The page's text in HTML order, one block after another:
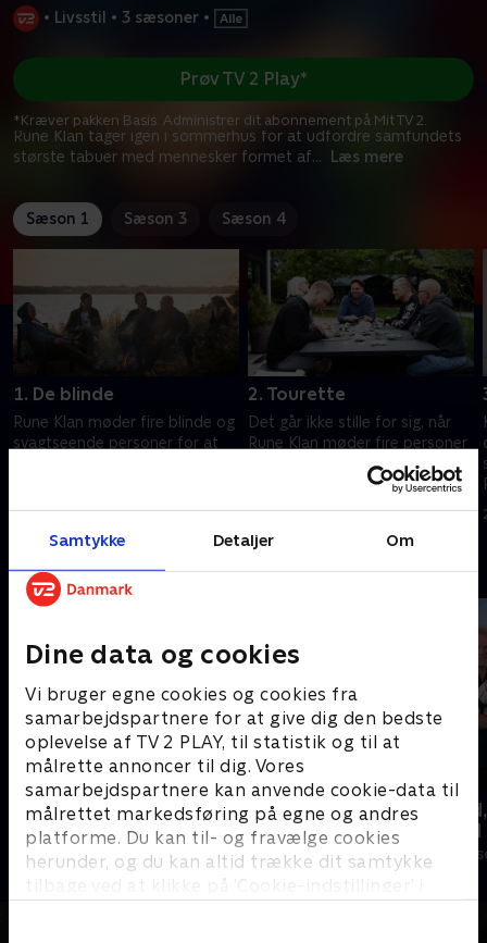
Samtykke Detaljer Om
Dine data og cookies
Vi bruger egne cookies og cookies fra
samarbejdspartnere for at give dig den bedste
oplevelse af TV 2 PLAY, til statistik og til at
målrette annoncer til dig. Vores
samarbejdspartnere kan anvende cookie-data til
målrettet markedsføring på egne og andres
platforme. Du kan til- og fravælge cookies
herunder, og du kan altid trække dit samtykke
tilbage ved at klikke på ’Cookie-indstillinger’ i
• Livsstil • 3 sæsoner •
Rune Klan tager igen i sommerhus for at udfordre samfundets
største tabuer med mennesker formet af... Læs mere
Prøv TV 2 Play*
*Kræver pakken Basis. Administrer dit abonnement på Mit TV 2.
Sæson 1 Sæson 3 Sæson 4
1. De blinde
Rune Klan møder fire blinde og
svagtseende personer for at
13. september 2021 • 39 min
2. Tourette
Det går ikke stille for sig, når
Rune Klan møder fire personer
med tourettes syndrom. OBS.
Der forekommer voldsomt
20. september 2021 • 40 min
Andre så også
Helt sort
Livsstil • 7 sæsoner
beliggenhed
Livsstil • 18